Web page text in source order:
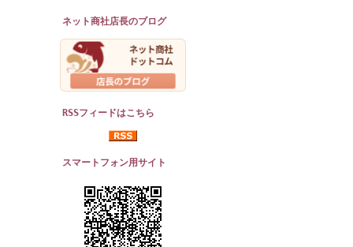
ネット商社店長のブログ
RSSフィードはこちら
スマートフォン用サイト